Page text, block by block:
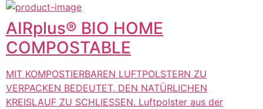
AIRplus® BIO HOME
COMPOSTABLE
MIT KOMPOSTIERBAREN LUFTPOLSTERN ZU
VERPACKEN BEDEUTET, DEN NATÜRLICHEN
KREISLAUF ZU SCHLIESSEN. Luftpolster aus der